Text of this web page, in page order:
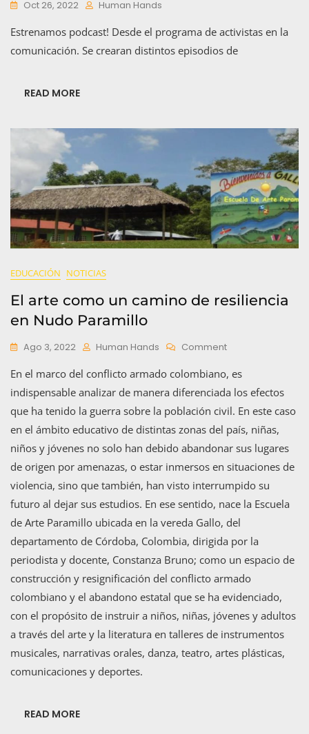
Oct 26, 2022 Human Hands
Estrenamos podcast! Desde el programa de activistas en la
comunicación. Se crearan distintos episodios de
READ MORE
EDUCACIÓN NOTICIAS
El arte como un camino de resiliencia
en Nudo Paramillo
Ago 3, 2022 Human Hands CommentOn
Arte
Como
Camino
De
Resiliencia
En
Nudo
Paramillo
En el marco del conflicto armado colombiano, es
indispensable analizar de manera diferenciada los efectos
que ha tenido la guerra sobre la población civil. En este caso
en el ámbito educativo de distintas zonas del país, niñas,
niños y jóvenes no solo han debido abandonar sus lugares
de origen por amenazas, o estar inmersos en situaciones de
violencia, sino que también, han visto interrumpido su
futuro al dejar sus estudios. En ese sentido, nace la Escuela
de Arte Paramillo ubicada en la vereda Gallo, del
departamento de Córdoba, Colombia, dirigida por la
periodista y docente, Constanza Bruno; como un espacio de
construcción y resignificación del conflicto armado
colombiano y el abandono estatal que se ha evidenciado,
con el propósito de instruir a niños, niñas, jóvenes y adultos
a través del arte y la literatura en talleres de instrumentos
musicales, narrativas orales, danza, teatro, artes plásticas,
comunicaciones y deportes.
READ MORE